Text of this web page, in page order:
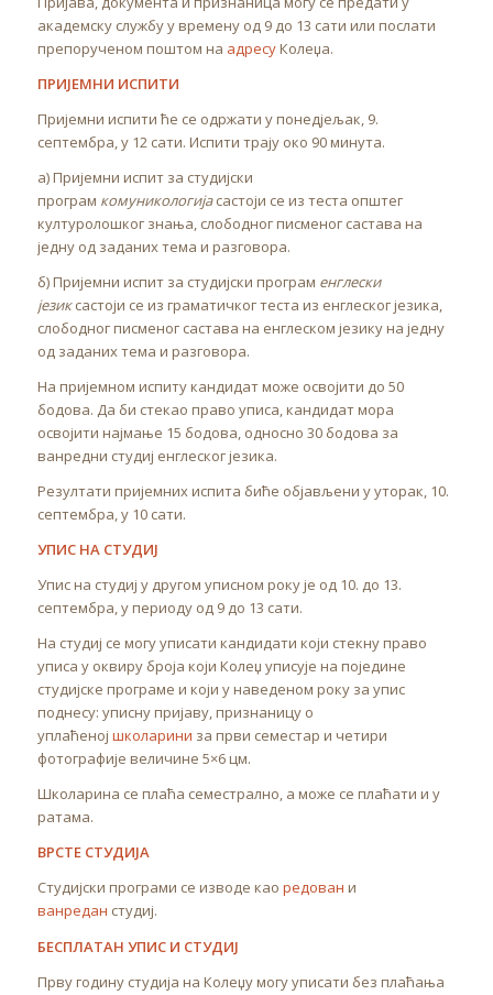
академску службу у времену од 9 до 13 сати или послати
препорученом поштом на адресуКолеџа.
ПРИЈЕМНИ ИСПИТИ
Пријемни испити ће се одржати у понедјељак, 9.
септембра, у 12 сати. Испити трају око 90 минута.
а) Пријемни испит за студијски
програм комуникологијасастоји се из теста општег
културолошког знања, слободног писменог састава на
једну од заданих тема и разговора.
б) Пријемни испит за студијски програм енглески
језиксастоји се из граматичког теста из енглеског језика,
слободног писменог састава на енглеском језику на једну
од заданих тема и разговора.
На пријемном испиту кандидат може освојити до 50
бодова. Да би стекао право уписа, кандидат мора
освојити најмање 15 бодова, односно 30 бодова за
ванредни студиј енглеског језика.
Резултати пријемних испита биће објављени у уторак, 10.
септембра, у 10 сати.
УПИС НА СТУДИЈ
Упис на студиј у другом уписном року је од 10. до 13.
септембра, у периоду од 9 до 13 сати.
На студиј се могу уписати кандидати који стекну право
уписа у оквиру броја који Колеџ уписује на поједине
студијске програме и који у наведеном року за упис
поднесу: уписну пријаву, признаницу о
уплаћеној школарини за први семестар и четири
фотографије величине 5×6 цм.
Школарина се плаћа семестрално, а може се плаћати и у
ратама.
ВРСТЕ СТУДИЈА
Студијски програми се изводе као редован и
ванредан студиј.
БЕСПЛАТАН УПИС И СТУДИЈ
Прву годину студија на Колеџу могу уписати без плаћања